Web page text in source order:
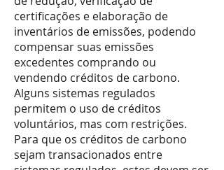
certificações e elaboração de
inventários de emissões, podendo
compensar suas emissões
excedentes comprando ou
vendendo créditos de carbono.
Alguns sistemas regulados
permitem o uso de créditos
voluntários, mas com restrições.
Para que os créditos de carbono
sejam transacionados entre